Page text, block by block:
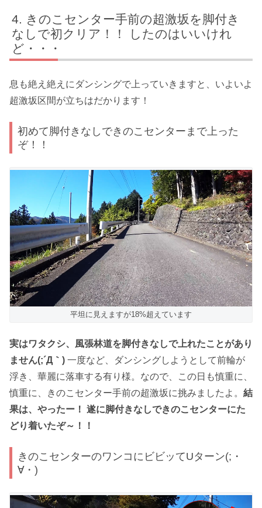
きのこセンター手前の超激坂を脚付き
なしで初クリア！！ したのはいいけれ
ど・・・
息も絶え絶えにダンシングで上っていきますと、いよいよ
超激坂区間が立ちはだかります！
初めて脚付きなしできのこセンターまで上った
ぞ！！
平坦に見えますが18%超えています
実はワタクシ、風張林道を脚付きなしで上れたことがあり
ません(;´Д｀) 一度など、ダンシングしようとして前輪が
浮き、華麗に落車する有り様。なので、この日も慎重に、
慎重に、きのこセンター手前の超激坂に挑みましたよ。 結
果は、やったー！ 遂に脚付きなしできのこセンターにた
どり着いたぞ～！！
きのこセンターのワンコにビビッてUターン(;・
∀・)